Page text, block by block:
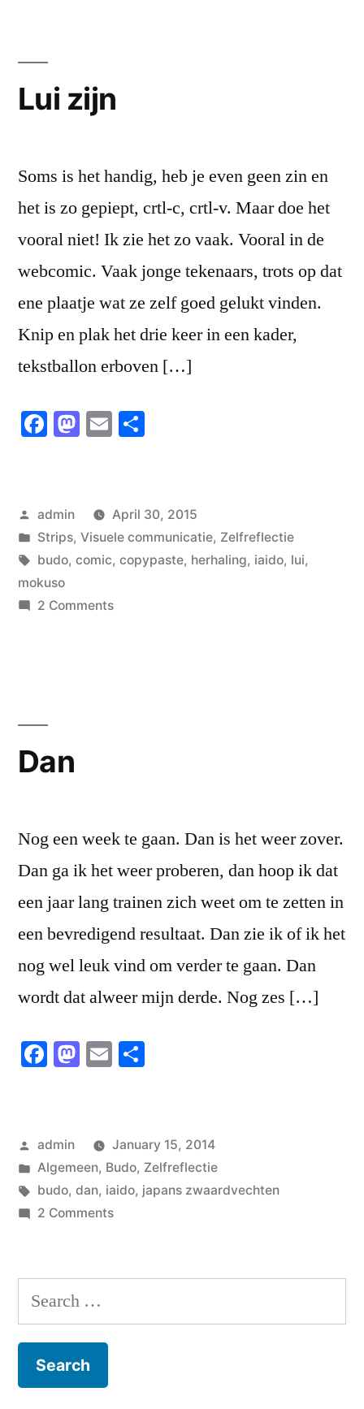
Lui zijn
Soms is het handig, heb je even geen zin en
het is zo gepiept, crtl-c, crtl-v. Maar doe het
vooral niet! Ik zie het zo vaak. Vooral in de
webcomic. Vaak jonge tekenaars, trots op dat
ene plaatje wat ze zelf goed gelukt vinden.
Knip en plak het drie keer in een kader,
tekstballon erboven […]
Facebook
Mastodon
Email
Posted
by
admin
April 30, 2015
Posted
in
Strips, Visuele communicatie, Zelfreflectie
Tags:
budo, comic, copypaste, herhaling, iaido, lui,
mokuso
2 Commentson
Dan
Nog een week te gaan. Dan is het weer zover.
Dan ga ik het weer proberen, dan hoop ik dat
een jaar lang trainen zich weet om te zetten in
een bevredigend resultaat. Dan zie ik of ik het
nog wel leuk vind om verder te gaan. Dan
wordt dat alweer mijn derde. Nog zes […]
Facebook
Mastodon
Email
Posted
by
admin
January 15, 2014
Posted
in
Algemeen, Budo, Zelfreflectie
Tags:
budo, dan, iaido, japans zwaardvechten
2 Commentson
Search
for: